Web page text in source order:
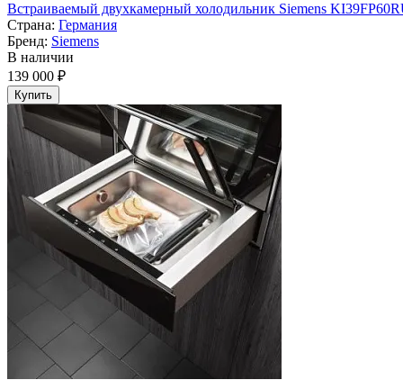
Встраиваемый двухкамерный холодильник Siemens
Страна: Германия
Бренд: Siemens
В наличии
139 000 ₽
Купить